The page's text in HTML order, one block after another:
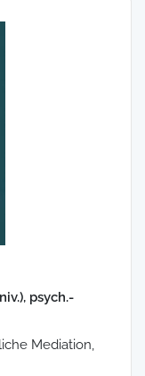
psych.-
Mediation,